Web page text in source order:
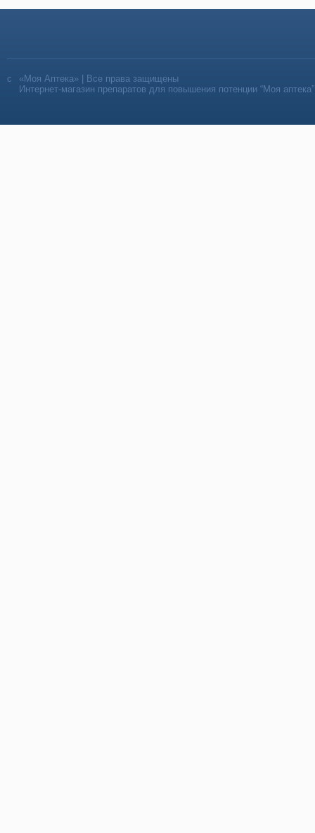
«Моя Аптека» | Все права защищены
Интернет-магазин препаратов для повышения потенции “Моя